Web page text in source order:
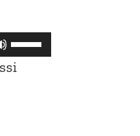
Nuolinäppäimillä
ylös